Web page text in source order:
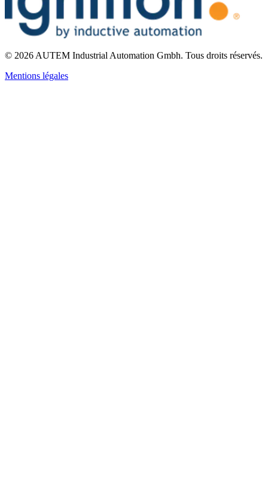
© 2026 AUTEM Industrial Automation Gmbh. Tous droits réservés.
Mentions légales